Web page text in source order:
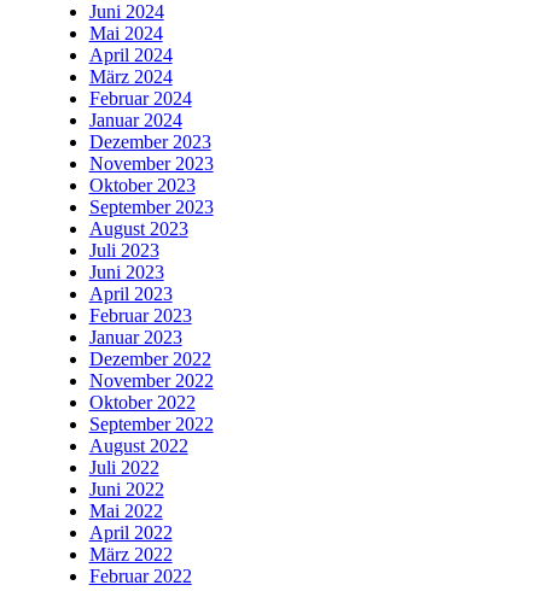
Juni 2024
Mai 2024
April 2024
März 2024
Februar 2024
Januar 2024
Dezember 2023
November 2023
Oktober 2023
September 2023
August 2023
Juli 2023
Juni 2023
April 2023
Februar 2023
Januar 2023
Dezember 2022
November 2022
Oktober 2022
September 2022
August 2022
Juli 2022
Juni 2022
Mai 2022
April 2022
März 2022
Februar 2022